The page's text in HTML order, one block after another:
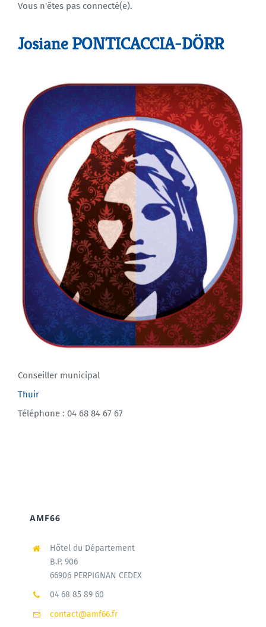
Agenda
Vous n'êtes pas connecté(e).
Josiane PONTICACCIA-DÖRR
Conseiller municipal
Thuir
Téléphone : 04 68 84 67 67
AMF66
Hôtel du Département
B.P. 906
66906 PERPIGNAN CEDEX
04 68 85 89 60
contact@amf66.fr